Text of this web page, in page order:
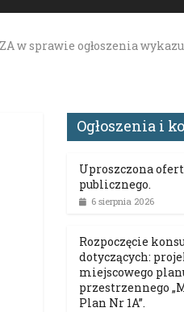
w sprawie ogłoszenia
Ogłoszenia i
Uproszczona
publicznego.
6 sierpnia 2026
Rozpoczęcie
dotyczących:
miejscowego
przestrzennego
Plan Nr 1A”.